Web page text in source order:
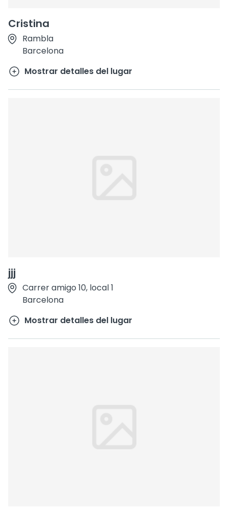
Cristina
Rambla
Barcelona
Mostrar detalles del lugar
jjj
Carrer amigo 10, local 1
Barcelona
Mostrar detalles del lugar